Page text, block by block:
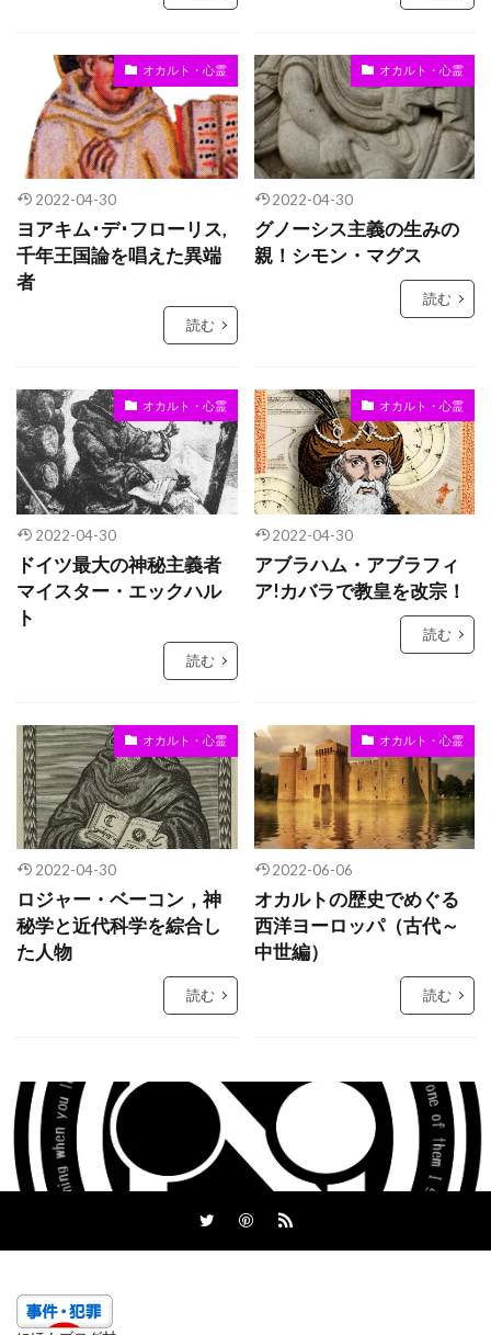
オカルト・心霊
2022-04-30
ヨアキム･デ･フローリス,
千年王国論を唱えた異端
者
読む
オカルト・心霊
2022-04-30
グノーシス主義の生みの
親！シモン・マグス
読む
オカルト・心霊
2022-04-30
ドイツ最大の神秘主義者
マイスター・エックハル
ト
読む
オカルト・心霊
2022-04-30
アブラハム・アブラフィ
ア!カバラで教皇を改宗！
読む
オカルト・心霊
2022-04-30
ロジャー・ベーコン，神
秘学と近代科学を綜合し
た人物
読む
オカルト・心霊
2022-06-06
オカルトの歴史でめぐる
西洋ヨーロッパ（古代～
中世編）
読む